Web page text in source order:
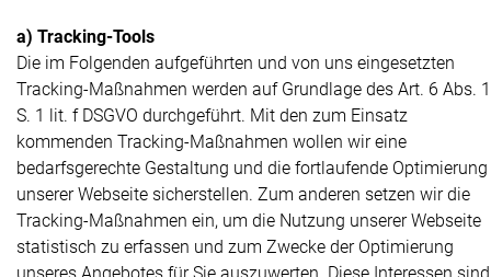
a) Tracking-Tools
Die im Folgenden aufgeführten und von uns eingesetzten
Tracking-Maßnahmen werden auf Grundlage des Art. 6 Abs. 1
S. 1 lit. f DSGVO durchgeführt. Mit den zum Einsatz
kommenden Tracking-Maßnahmen wollen wir eine
bedarfsgerechte Gestaltung und die fortlaufende Optimierung
unserer Webseite sicherstellen. Zum anderen setzen wir die
Tracking-Maßnahmen ein, um die Nutzung unserer Webseite
statistisch zu erfassen und zum Zwecke der Optimierung